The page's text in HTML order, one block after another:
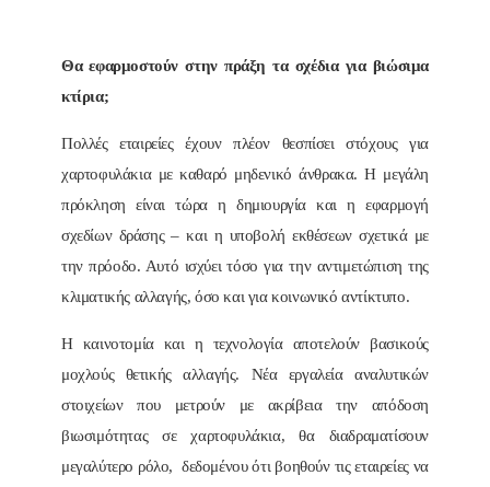
Θα εφαρμοστούν στην πράξη τα σχέδια για βιώσιμα
κτίρια;
Πολλές εταιρείες έχουν πλέον θεσπίσει στόχους για
χαρτοφυλάκια με καθαρό μηδενικό άνθρακα. Η μεγάλη
πρόκληση είναι τώρα η δημιουργία και η εφαρμογή
σχεδίων δράσης – και η υποβολή εκθέσεων σχετικά με
την πρόοδο. Αυτό ισχύει τόσο για την αντιμετώπιση της
κλιματικής αλλαγής, όσο και για κοινωνικό αντίκτυπο.
Η καινοτομία και η τεχνολογία αποτελούν βασικούς
μοχλούς θετικής αλλαγής. Νέα εργαλεία αναλυτικών
στοιχείων που μετρούν με ακρίβεια την απόδοση
βιωσιμότητας σε χαρτοφυλάκια, θα διαδραματίσουν
μεγαλύτερο ρόλο, δεδομένου ότι βοηθούν τις εταιρείες να